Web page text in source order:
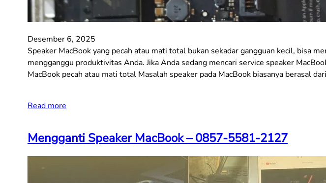
Desember 6, 2025
Speaker MacBook yang pecah atau mati total bukan sekadar gangguan kecil, bisa
mengganggu produktivitas Anda. Jika Anda sedang mencari service speaker
MacBook pecah atau mati total Masalah speaker pada MacBook biasanya berasal
Read more
Mengganti Speaker MacBook – 0857-5581-2127